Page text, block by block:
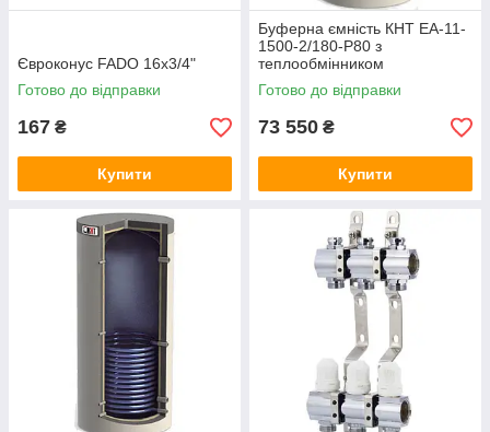
Євроконус FADO 16x3/4"
Готово до відправки
167 ₴
Купити
Буферна ємність КНТ ЕА-11-
1500-2/180-P80 з
теплообмінником
Готово до відправки
73 550 ₴
Купити